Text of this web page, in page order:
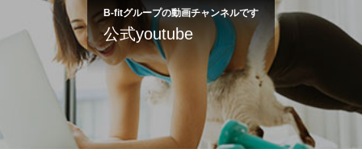
B-fitグループの動画チャンネルです
公式youtube